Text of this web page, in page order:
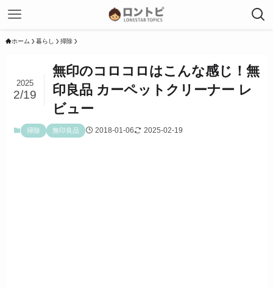
ホーム 暮らし 掃除
無印のコロコロはこんな感じ！無
印良品 カーペットクリーナー レ
ビュー
2025
2/19
掃除 無印良品 2018-01-06 2025-02-19